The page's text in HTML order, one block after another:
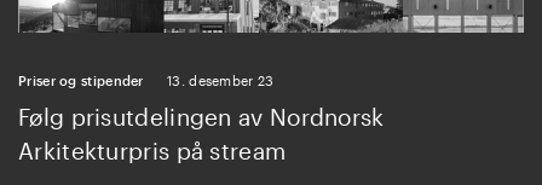
Priser og stipender 13. desember 23
Følg prisutdelingen av Nordnorsk
Arkitekturpris på stream